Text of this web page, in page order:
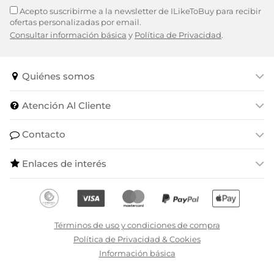
Acepto suscribirme a la newsletter de ILikeToBuy para recibir
ofertas personalizadas por email.
Consultar información básica y Política de Privacidad.
Quiénes somos
Atención Al Cliente
Contacto
Enlaces de interés
Términos de uso y condiciones de compra
Política de Privacidad & Cookies
Información básica